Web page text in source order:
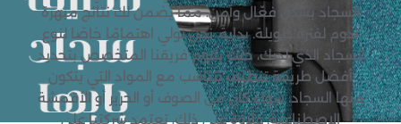
السجاد بشكل فعّال وآمن. مما يضمن لك نتائج مبهرة
تدوم لفترة طويلة. بدايةً، نحن نولي اهتمامًا خاصًا لنوع
السجاد الذي لديك، حيث يقوم فريقنا المتخصص بتحديد
أفضل طريقة تنظيف تتناسب مع المواد التي يتكون
منها السجاد، سواء كان من الصوف أو الحرير أو الأقمشة
الاصطناعية. علاوة على ذلك، تعتمد شركتنا على